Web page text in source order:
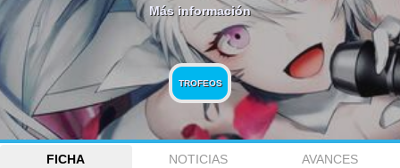
Más información
TROFEOS
FICHA NOTICIAS
AVANCES